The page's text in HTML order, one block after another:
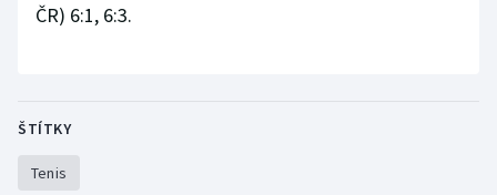
ČR) 6:1, 6:3.
ŠTÍTKY
Tenis